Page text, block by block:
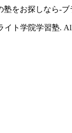
塾をお探しなら-
イト学院学習塾. All